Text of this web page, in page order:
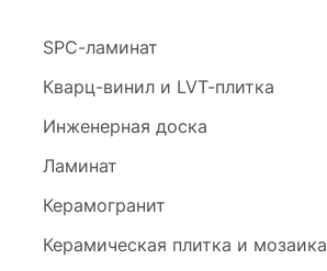
SPC-ламинат
Кварц-винил и LVT-плитка
Инженерная доска
Ламинат
Керамогранит
Керамическая плитка и мозаика